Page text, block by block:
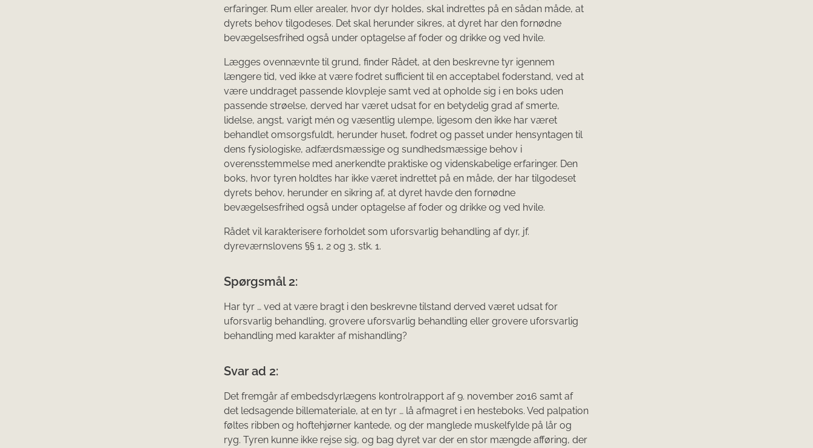
erfaringer. Rum eller arealer, hvor dyr holdes, skal indrettes på en sådan måde, at
dyrets behov tilgodeses. Det skal herunder sikres, at dyret har den fornødne
bevægelsesfrihed også under optagelse af foder og drikke og ved hvile.
Lægges ovennævnte til grund, finder Rådet, at den beskrevne tyr igennem
længere tid, ved ikke at være fodret sufficient til en acceptabel foderstand, ved at
være unddraget passende klovpleje samt ved at opholde sig i en boks uden
passende strøelse, derved har været udsat for en betydelig grad af smerte,
lidelse, angst, varigt mén og væsentlig ulempe, ligesom den ikke har været
behandlet omsorgsfuldt, herunder huset, fodret og passet under hensyntagen til
dens fysiologiske, adfærdsmæssige og sundhedsmæssige behov i
overensstemmelse med anerkendte praktiske og videnskabelige erfaringer. Den
boks, hvor tyren holdtes har ikke været indrettet på en måde, der har tilgodeset
dyrets behov, herunder en sikring af, at dyret havde den fornødne
bevægelsesfrihed også under optagelse af foder og drikke og ved hvile.
Rådet vil karakterisere forholdet som uforsvarlig behandling af dyr, jf.
dyreværnslovens §§ 1, 2 og 3, stk. 1.
Spørgsmål 2:
Har tyr … ved at være bragt i den beskrevne tilstand derved været udsat for
uforsvarlig behandling, grovere uforsvarlig behandling eller grovere uforsvarlig
behandling med karakter af mishandling?
Svar ad 2:
Det fremgår af embedsdyrlægens kontrolrapport af 9. november 2016 samt af
det ledsagende billemateriale, at en tyr … lå afmagret i en hesteboks. Ved palpation
føltes ribben og hoftehjørner kantede, og der manglede muskelfylde på lår og
ryg. Tyren kunne ikke rejse sig, og bag dyret var der en stor mængde afføring, der